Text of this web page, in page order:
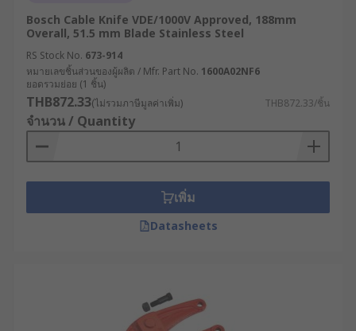
Bosch Cable Knife VDE/1000V Approved, 188mm
Overall, 51.5 mm Blade Stainless Steel
RS Stock No. 673-914
หมายเลขชิ้นส่วนของผู้ผลิต / Mfr. Part No. 1600A02NF6
ยอดรวมย่อย (1 ชิ้น)
THB872.33(ไม่รวมภาษีมูลค่าเพิ่ม) THB872.33/ชิ้น
จำนวน / Quantity
เพิ่ม
Datasheets